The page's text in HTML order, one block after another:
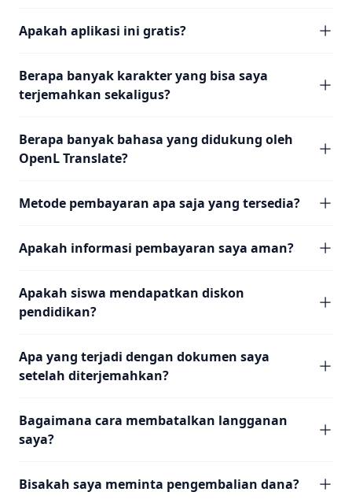
Apakah aplikasi ini gratis?
Berapa banyak karakter yang bisa saya
terjemahkan sekaligus?
Berapa banyak bahasa yang didukung oleh
OpenL Translate?
Metode pembayaran apa saja yang tersedia?
Apakah informasi pembayaran saya aman?
Apakah siswa mendapatkan diskon
pendidikan?
Apa yang terjadi dengan dokumen saya
setelah diterjemahkan?
Bagaimana cara membatalkan langganan
saya?
Bisakah saya meminta pengembalian dana?